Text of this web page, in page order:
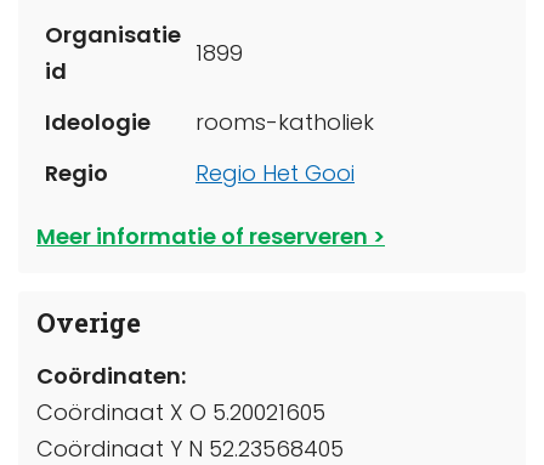
Organisatie
id
1899
Ideologie
rooms-katholiek
Regio
Regio Het Gooi
Meer informatie of reserveren
Overige
Coördinaten:
Coördinaat X O 5.20021605
Coördinaat Y N 52.23568405